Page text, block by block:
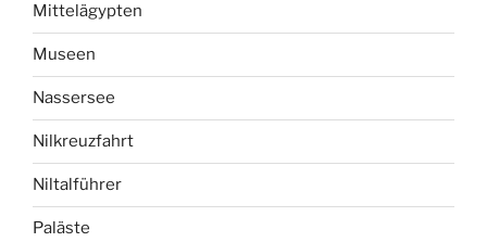
Mittelägypten
Museen
Nassersee
Nilkreuzfahrt
Niltalführer
Paläste